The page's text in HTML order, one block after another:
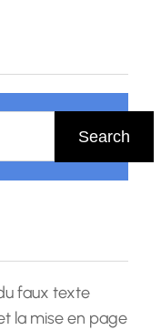
Search
faux texte
la mise en page